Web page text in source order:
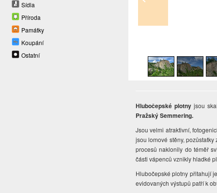
Sídla
Příroda
Památky
Koupání
Ostatní
Hlubočepské plotny jsou
Pražský Semmering.
Jsou velmi atraktivní,
jsou lomové stěny,
procesů naklonily do téměř
části vápenců vznikly hladké
Hlubočepské plotny přitahují
evidovaných výstupů patří k